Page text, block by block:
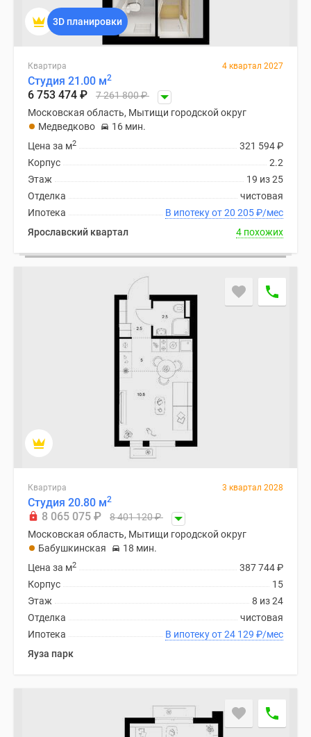
Панорамы
новостроек
Видеообзор
новостроек
Экспертиза
новостроек
Экология
Москвы
Подмосковья
Студии
комнатные
программы
Медиа
Новости
недвижимости
Мнение
эксперта
Аналитика
рынка
Покупателю
Экспертиза
новостроек
3D планировки
Квартира 4 квартал 2027
Студия 21.00 м2
6 753 474 ₽ 7 261 800₽
Московская область, Мытищи городской округ
Медведково
16 мин.
321 594₽
Цена за м2
2.2
Корпус
19 из 25
Этаж
чистовая
Отделка
В ипотеку от 20 205₽/мес
Ипотека
Ярославский квартал
4 похожих
Квартира 3 квартал 2028
Студия 20.80 м2
8 065 075 ₽ 8 401 120₽
Московская область, Мытищи городской округ
Бабушкинская
18 мин.
387 744₽
Цена за м2
15
Корпус
8 из 24
Этаж
чистовая
Отделка
В ипотеку от 24 129 ₽/мес
Ипотека
Яуза парк